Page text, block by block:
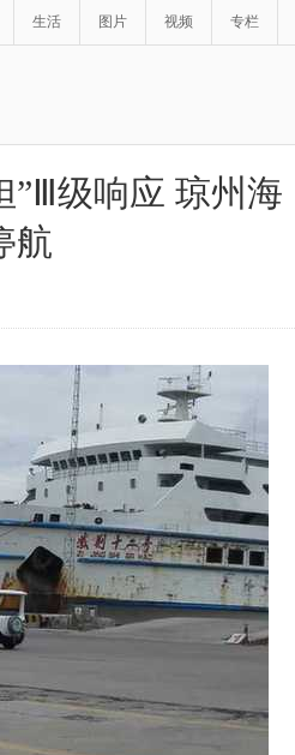
生活 图片 视频 专栏
”Ⅲ级响应 琼州海
航